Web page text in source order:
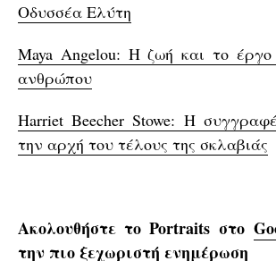
Οδυσσέα Ελύτη
Maya Angelou: Η ζωή και το
ανθρώπου
Harriet Beecher Stowe: Η
την αρχή του τέλους της σκλαβιάς
Ακολουθήστε το Portraits στο
την πιο ξεχωριστή ενημέρωση